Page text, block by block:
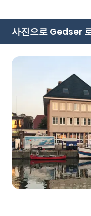
사진으로 Gedser